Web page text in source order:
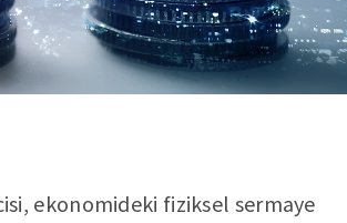
ekonomideki fiziksel sermaye